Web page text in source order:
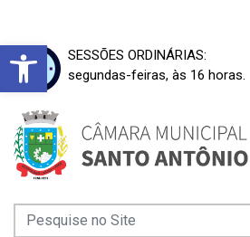
Barra deSESSÕES ORDINÁRIAS:
segundas-feiras, às 16 horas.